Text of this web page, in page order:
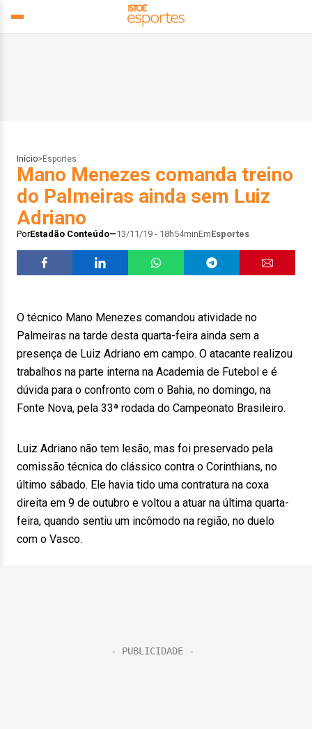
Início> Esportes
Mano Menezes comanda treino
do Palmeiras ainda sem Luiz
Adriano
PorEstadão Conteúdo 13/11/19 - 18h54minEmEsportes
O técnico Mano Menezes comandou atividade no
Palmeiras na tarde desta quarta-feira ainda sem a
presença de Luiz Adriano em campo. O atacante realizou
trabalhos na parte interna na Academia de Futebol e é
dúvida para o confronto com o Bahia, no domingo, na
Fonte Nova, pela 33ª rodada do Campeonato Brasileiro.
Luiz Adriano não tem lesão, mas foi preservado pela
comissão técnica do clássico contra o Corinthians, no
último sábado. Ele havia tido uma contratura na coxa
direita em 9 de outubro e voltou a atuar na última quarta-
feira, quando sentiu um incômodo na região, no duelo
com o Vasco.